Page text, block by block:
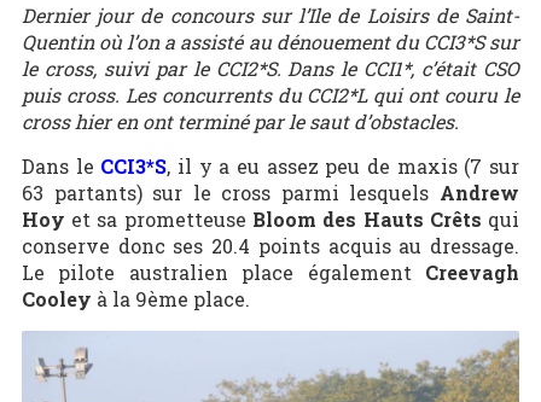
Dernier jour de concours sur l’Ile de Loisirs de Saint-
Quentin où l’on a assisté au dénouement du CCI3*S sur
le cross, suivi par le CCI2*S. Dans le CCI1*, c’était CSO
puis cross. Les concurrents du CCI2*L qui ont couru le
cross hier en ont terminé par le saut d’obstacles.
Dans le CCI3*S, il y a eu assez peu de maxis (7 sur
63 partants) sur le cross parmi lesquels Andrew
Hoy et sa prometteuse Bloom des Hauts Crêts qui
conserve donc ses 20.4 points acquis au dressage.
Le pilote australien place également Creevagh
Cooley à la 9ème place.